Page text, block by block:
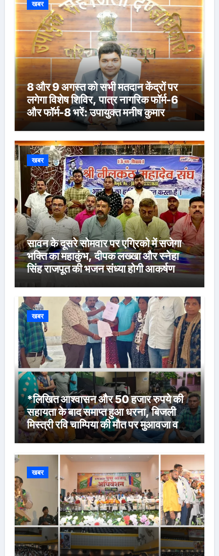
खबर
8 और 9 अगस्त को सभी मतदान केंद्रों पर
लगेगा विशेष शिविर, पात्र नागरिक फॉर्म-6
और फॉर्म-8 भरें: उपायुक्त मनीष कुमार
खबर
सावन के दूसरे सोमवार पर एग्रिको में सजेगा
भक्ति का महाकुंभ, दीपक लख्खा और स्नेहा
सिंह राजपूत की भजन संध्या होगी आकर्षण
खबर
*लिखित आश्वासन और 50 हजार रुपये की
सहायता के बाद समाप्त हुआ धरना, बिजली
मिस्त्री रवि चाम्पिया की मौत पर मुआवजा व
नौकरी की मांग*
खबर